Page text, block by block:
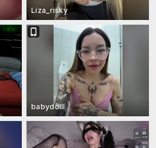
Liza_risky
babydolll